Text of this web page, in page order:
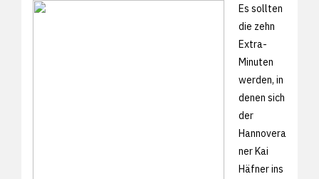
Es sollten
die zehn
Extra-
Minuten
werden, in
denen sich
der
Hannovera
ner Kai
Häfner ins